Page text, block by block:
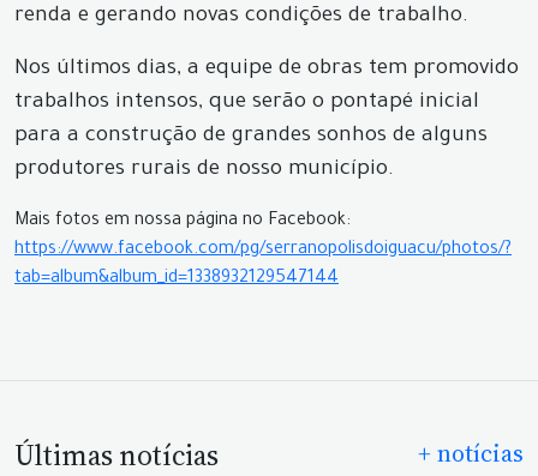
renda e gerando novas condições de trabalho.
Nos últimos dias, a equipe de obras tem promovido
trabalhos intensos, que serão o pontapé inicial
para a construção de grandes sonhos de alguns
produtores rurais de nosso município.
Mais fotos em nossa página no Facebook:
https://www.facebook.com/pg/serranopolisdoiguacu/photos/?
tab=album&album_id=1338932129547144
Últimas notícias + notícias